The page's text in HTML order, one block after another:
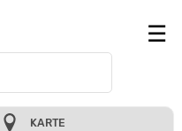
KARTE